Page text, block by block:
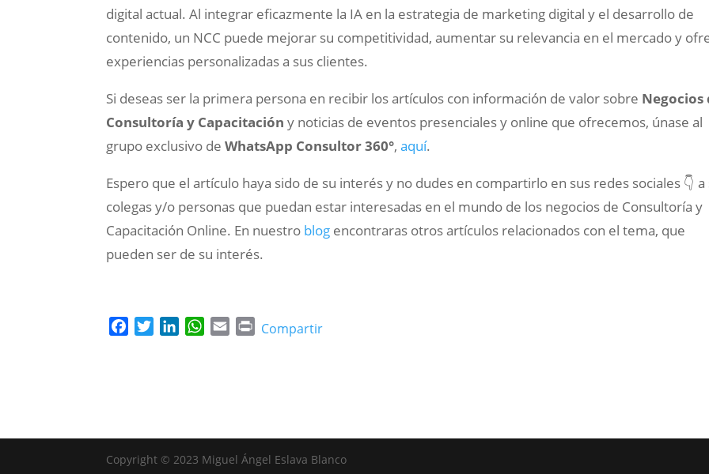
digital actual. Al integrar eficazmente la IA en la estrategia de marketing digital y el desarrollo de
contenido, un NCC puede mejorar su competitividad, aumentar su relevancia en el mercado y
experiencias personalizadas a sus clientes.
Si deseas ser la primera persona en recibir los artículos con información de valor sobre Negocios
Consultoría y Capacitación y noticias de eventos presenciales y online que ofrecemos, únase al
grupo exclusivo deWhatsApp Consultor 360°,aquí.
Espero que el artículo haya sido de su interés y no dudes en compartirlo en sus redes sociales 👇 a
colegas y/o personas que puedan estar interesadas en el mundo de los negocios de Consultoría y
Capacitación Online. En nuestro blog encontraras otros artículos relacionados con el tema, que
pueden ser de su interés.
o
k
r
I
n
W
p
p
PCompartir
Copyright © 2023 Miguel Ángel Eslava Blanco